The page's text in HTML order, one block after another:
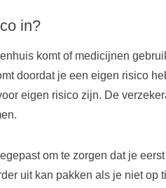
in?
komt of medicijnen
doordat je een eigen risico
eigen risico zijn. De
om te zorgen dat je
uit kan pakken als je niet op